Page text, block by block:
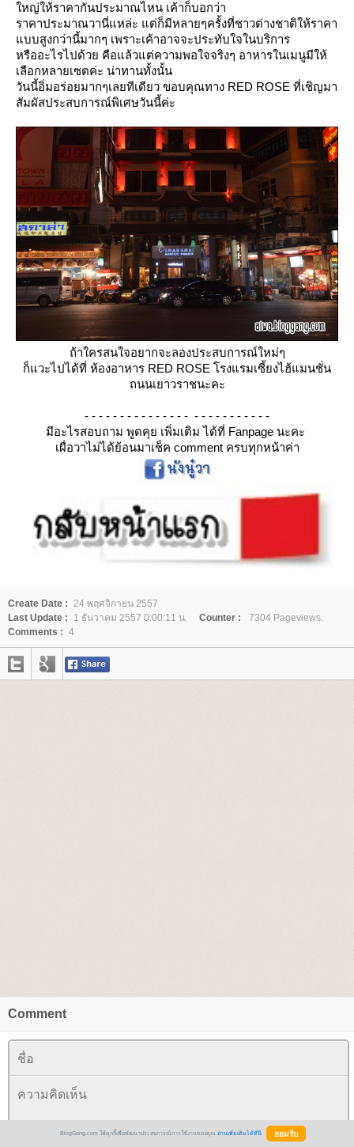
หญ่ให้ราคากันประมาณไหน เค้าก็บอกว่า
ราคาประมาณวานี่แหล่ะ แต่ก็มีหลายๆครั้งที่ชาวต่างชาติให้ราคา
บบสูงกว่านี้มากๆ เพราะเค้าอาจจะประทับใจในบริการ
หรืออะไรไปด้วย คือแล้วแต่ความพอใจจริงๆ อาหารในเมนูมีให้
เลือกหลายเซตค่ะ น่าทานทั้งนั้น
วันนี้อิ่มอร่อยมากๆเลยทีเดียว ขอบคุณทาง RED ROSE ที่เชิญมา
สัมผัสประสบการณ์พิเศษวันนี้ค่ะ
ถ้าใครสนใจอยากจะลองประสบการณ์ใหม่ๆ
ก็แวะไปได้ที่ ห้องอาหาร RED ROSE โรงแรมเซี้ยงไฮ้แมนชั่น
ถนนเยาวราชนะคะ
- - - - - - - - - - - - - - - - - - - - - - - - - -
มีอะไรสอบถาม พูดคุย เพิ่มเติม ได้ที่ Fanpage นะคะ
เผื่อวาไม่ได้ย้อนมาเช็ค comment ครบทุกหน้าค่า
Create Date : 24 พฤศจิกายน 2557
Last Update :
1 ธันวาคม 2557 0:00:11 น. Counter :
7304 Pageviews.
Comments : 4
Comment
BlogGang.com ใช้คุกกี้เพื่อพัฒนาประสบการณ์การใช้งานของคุณ อ่านเพิ่มเติมได้ที่นี่